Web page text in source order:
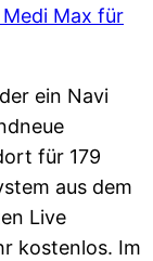
ein Navi
für 179
aus dem
Live
kostenlos. Im